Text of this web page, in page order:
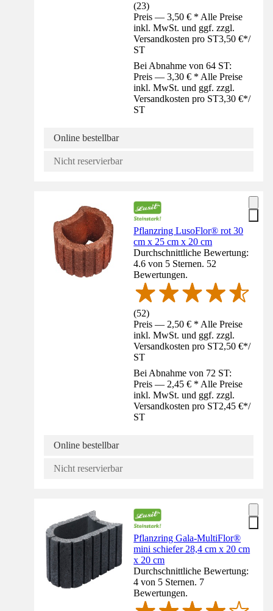
(23)
Preis — 3,50 € * Alle Preise
inkl. MwSt. und ggf. zzgl.
Versandkosten pro ST3,50 €*/
ST
Bei Abnahme von 64 ST:
Preis — 3,30 € * Alle Preise
inkl. MwSt. und ggf. zzgl.
Versandkosten pro ST3,30 €*/
ST
Online bestellbar
Nicht reservierbar
Pflanzring LusoFlor® rot 30
cm x 25 cm x 20 cm
Durchschnittliche Bewertung:
4.6 von 5 Sternen. 52
Bewertungen.
(52)
Preis — 2,50 € * Alle Preise
inkl. MwSt. und ggf. zzgl.
Versandkosten pro ST2,50 €*/
ST
Bei Abnahme von 72 ST:
Preis — 2,45 € * Alle Preise
inkl. MwSt. und ggf. zzgl.
Versandkosten pro ST2,45 €*/
ST
Online bestellbar
Nicht reservierbar
Pflanzring Gala-MultiFlor®
mini schiefer 28,4 cm x 20 cm
x 20 cm
Durchschnittliche Bewertung:
4 von 5 Sternen. 7
Bewertungen.